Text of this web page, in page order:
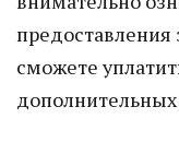
предоставления
сможете